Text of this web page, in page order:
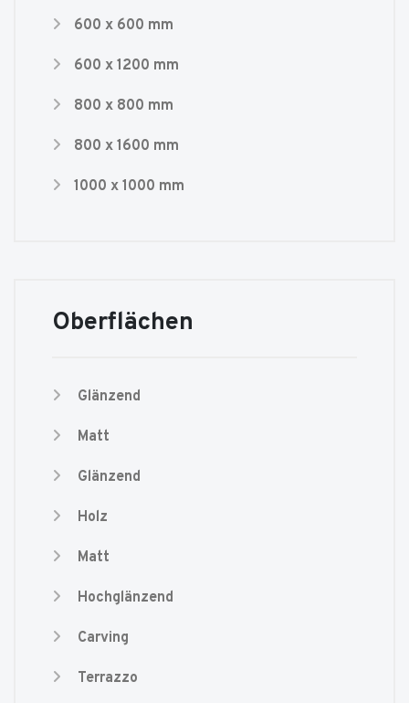
600 x 600 mm
600 x 1200 mm
800 x 800 mm
800 x 1600 mm
1000 x 1000 mm
Oberflächen
Glänzend
Matt
Glänzend
Holz
Matt
Hochglänzend
Carving
Terrazzo